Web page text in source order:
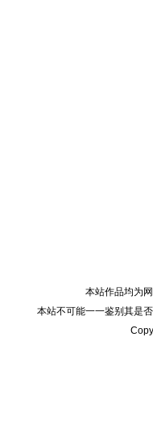
本站作品均为
本站不可能一一鉴别其是